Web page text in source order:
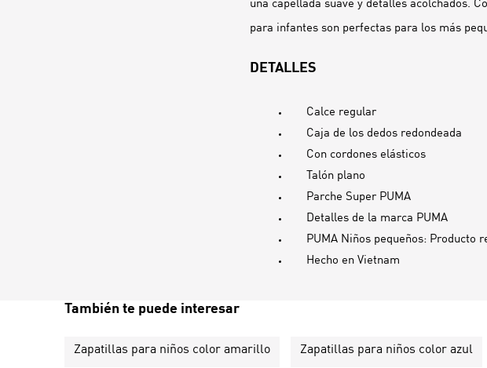
una capellada suave y detalles acolchados.
para infantes son perfectas para los más
DETALLES
Calce regular
Caja de los dedos redondeada
Con cordones elásticos
Talón plano
Parche Super PUMA
Detalles de la marca PUMA
PUMA Niños pequeños: Producto
Hecho en Vietnam
También te puede interesar
Zapatillas para niños color amarillo Zapatillas para niños color azul